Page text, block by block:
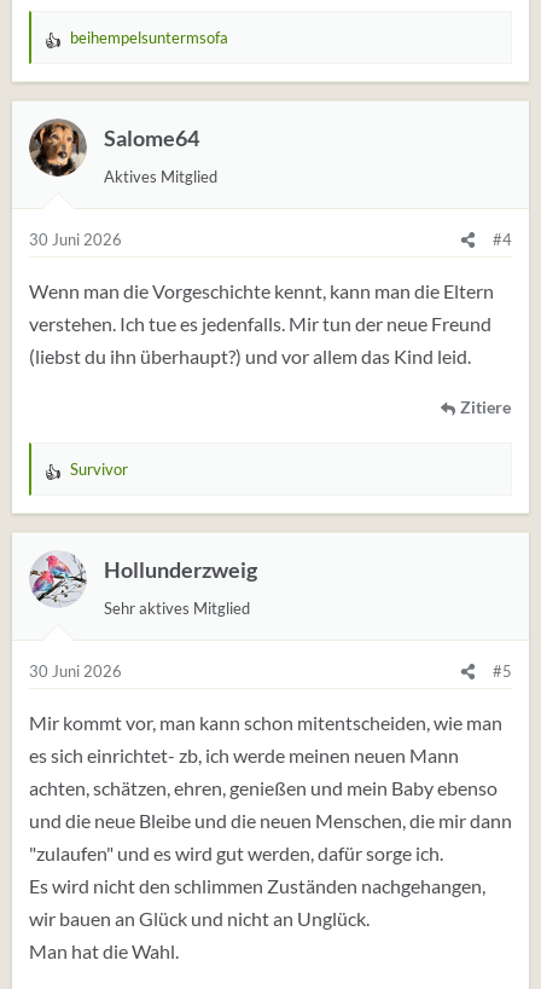
W
r
t
u
n
e
n
:
beihempelsuntermsofa
Salome64
Aktives Mitglied
30 Juni 2026 #4
Wenn man die Vorgeschichte kennt, kann man die Eltern
verstehen. Ich tue es jedenfalls. Mir tun der neue Freund
(liebst du ihn überhaupt?) und vor allem das Kind leid.
Zitiere
W
r
t
u
n
e
n
:
Survivor
Hollunderzweig
Sehr aktives Mitglied
30 Juni 2026 #5
Mir kommt vor, man kann schon mitentscheiden, wie man
es sich einrichtet- zb, ich werde meinen neuen Mann
achten, schätzen, ehren, genießen und mein Baby ebenso
und die neue Bleibe und die neuen Menschen, die mir dann
"zulaufen" und es wird gut werden, dafür sorge ich.
Es wird nicht den schlimmen Zuständen nachgehangen,
wir bauen an Glück und nicht an Unglück.
Man hat die Wahl.